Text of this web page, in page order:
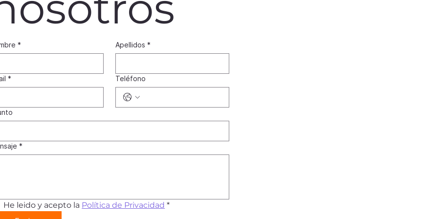
* Apellidos *
* Teléfono
*
He leido y acepto la Política de Privacidad *